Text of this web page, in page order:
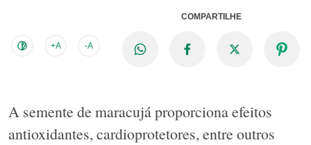
+A -A
COMPARTILHE
A semente de maracujá proporciona efeitos
antioxidantes, cardioprotetores, entre outros